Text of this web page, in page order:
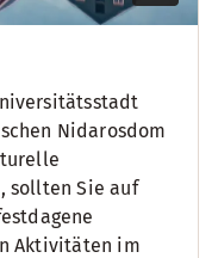
Nidarosdom
sollten Sie auf
Aktivitäten im